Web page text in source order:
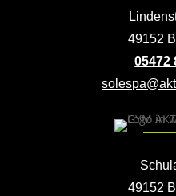
49152
05472
49152